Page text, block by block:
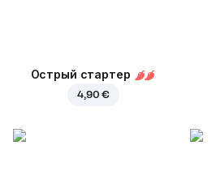
Острый стартер
4,90 €